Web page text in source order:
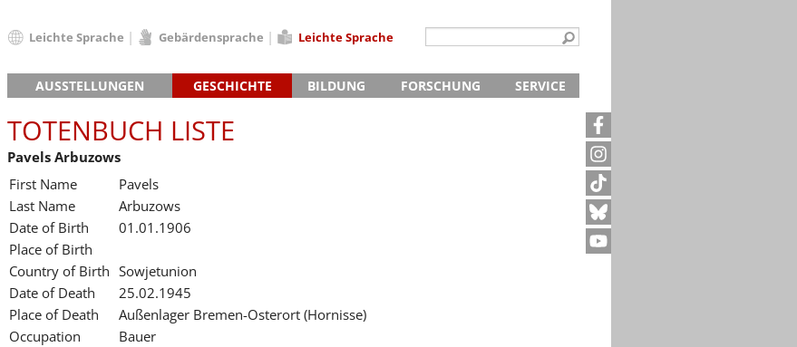
AUSSTELLUNGEN
Lager-SS
Klinkerwerk
Walther-Werke
Gefängnismauer
Haus des Gedenkens
GESCHICHTE
Die Geschichte des Lagers ab 1945
BILDUNG FORSCHUNG
SERVICE
Archivanfrage
Kurze Information
Leichte Sprache
English
Dansk
Español
Italiano
Nederlands
Português
Türkçe
Yкраїнський
Русский
Gebärdensprache Leichte Sprache
TOTENBUCH LISTE
Pavels Arbuzows
First Name
Pavels
Last Name
Arbuzows
Date of Birth
01.01.1906
Place of Birth
Country of Birth Sowjetunion
Date of Death
25.02.1945
Place of Death
Außenlager Bremen-Osterort (Hornisse)
Occupation
Bauer